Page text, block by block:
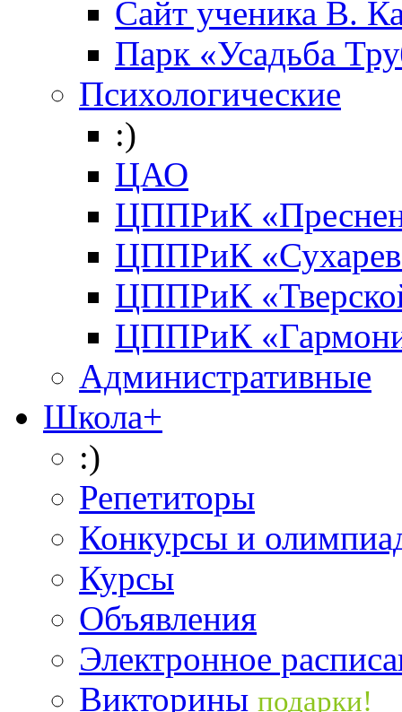
Cайт ученика В.
Парк «Усадьба
Психологические
:)
ЦАО
ЦППРиК
ЦППРиК
ЦППРиК
ЦППРиК
Административные
Школа+
:)
Репетиторы
Конкурсы и
Курсы
Объявления
Электронное
Викторины подарки!